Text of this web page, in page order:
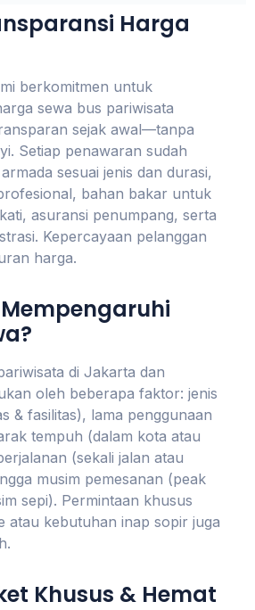
Harga
berkomitmen untuk
sewa bus pariwisata
sejak awal—tanpa
Setiap penawaran sudah
sesuai jenis dan durasi,
bahan bakar untuk
asuransi penumpang, serta
Kepercayaan pelanggan
harga.
di Jakarta dan
oleh beberapa faktor: jenis
& fasilitas), lama penggunaan
tempuh (dalam kota atau
(sekali jalan atau
musim pemesanan (peak
sepi). Permintaan khusus
atau kebutuhan inap sopir juga
Khusus & Hemat